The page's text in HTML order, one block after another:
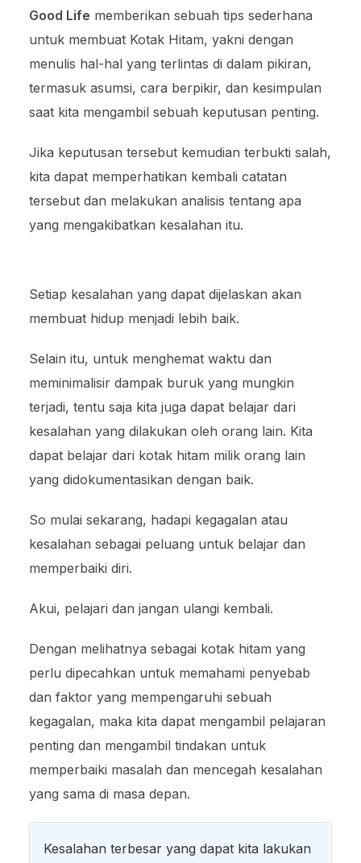
Good Life memberikan sebuah tips sederhana
untuk membuat Kotak Hitam, yakni dengan
menulis hal-hal yang terlintas di dalam pikiran,
termasuk asumsi, cara berpikir, dan kesimpulan
saat kita mengambil sebuah keputusan penting.
Jika keputusan tersebut kemudian terbukti salah,
kita dapat memperhatikan kembali catatan
tersebut dan melakukan analisis tentang apa
yang mengakibatkan kesalahan itu.
Setiap kesalahan yang dapat dijelaskan akan
membuat hidup menjadi lebih baik.
Selain itu, untuk menghemat waktu dan
meminimalisir dampak buruk yang mungkin
terjadi, tentu saja kita juga dapat belajar dari
kesalahan yang dilakukan oleh orang lain. Kita
dapat belajar dari kotak hitam milik orang lain
yang didokumentasikan dengan baik.
So mulai sekarang, hadapi kegagalan atau
kesalahan sebagai peluang untuk belajar dan
memperbaiki diri.
Akui, pelajari dan jangan ulangi kembali.
Dengan melihatnya sebagai kotak hitam yang
perlu dipecahkan untuk memahami penyebab
dan faktor yang mempengaruhi sebuah
kegagalan, maka kita dapat mengambil pelajaran
penting dan mengambil tindakan untuk
memperbaiki masalah dan mencegah kesalahan
yang sama di masa depan.
Kesalahan terbesar yang dapat kita lakukan